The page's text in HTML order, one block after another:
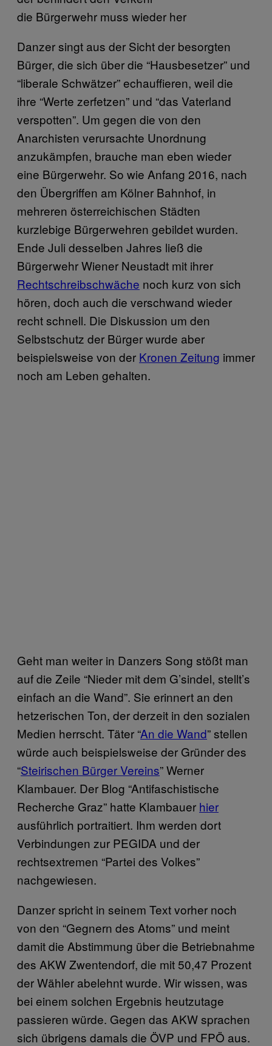
die Bürgerwehr muss wieder her
Danzer singt aus der Sicht der besorgten
Bürger, die sich über die “Hausbesetzer” und
“liberale Schwätzer” echauffieren, weil die
ihre “Werte zerfetzen” und “das Vaterland
verspotten”. Um gegen die von den
Anarchisten verursachte Unordnung
anzukämpfen, brauche man eben wieder
eine Bürgerwehr. So wie Anfang 2016, nach
den Übergriffen am Kölner Bahnhof, in
mehreren österreichischen Städten
kurzlebige Bürgerwehren gebildet wurden.
Ende Juli desselben Jahres ließ die
Bürgerwehr Wiener Neustadt mit ihrer
Rechtschreibschwäche noch kurz von sich
hören, doch auch die verschwand wieder
recht schnell. Die Diskussion um den
Selbstschutz der Bürger wurde aber
beispielsweise von der Kronen Zeitung immer
noch am Leben gehalten.
Geht man weiter in Danzers Song stößt man
auf die Zeile “Nieder mit dem G’sindel, stellt’s
einfach an die Wand”. Sie erinnert an den
hetzerischen Ton, der derzeit in den sozialen
Medien herrscht. Täter “An die Wand” stellen
würde auch beispielsweise der Gründer des
“Steirischen Bürger Vereins” Werner
Klambauer. Der Blog “Antifaschistische
Recherche Graz” hatte Klambauer hier
ausführlich portraitiert. Ihm werden dort
Verbindungen zur PEGIDA und der
rechtsextremen “Partei des Volkes”
nachgewiesen.
Danzer spricht in seinem Text vorher noch
von den “Gegnern des Atoms” und meint
damit die Abstimmung über die Betriebnahme
des AKW Zwentendorf, die mit 50,47 Prozent
der Wähler abelehnt wurde. Wir wissen, was
bei einem solchen Ergebnis heutzutage
passieren würde. Gegen das AKW sprachen
sich übrigens damals die ÖVP und FPÖ aus.